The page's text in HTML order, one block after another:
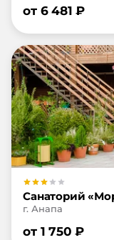
от 6 481 ₽
Санаторий
г. Анапа
от 1 750 ₽